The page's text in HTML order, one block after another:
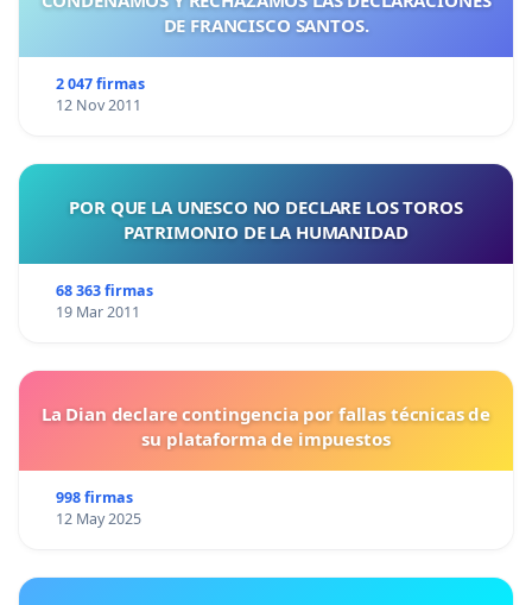
DE FRANCISCO SANTOS.
2 047 firmas
12 Nov 2011
POR QUE LA UNESCO NO DECLARE LOS TOROS
PATRIMONIO DE LA HUMANIDAD
68 363 firmas
19 Mar 2011
La Dian declare contingencia por fallas técnicas de
su plataforma de impuestos
998 firmas
12 May 2025